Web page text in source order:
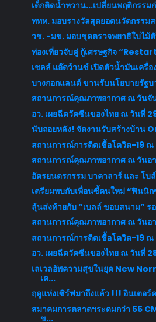
เด็กติดน้ำหวาน...เปลี่ยนพฤติกรรม
ททท. มอบรางวัลสุดยอดนวัตกรรม
วช. -มข. มอบชุดตรวจพยาธิใบไม้ตั
ท่องเที่ยวจับคู่ กู้เศรษฐกิจ
เชลล์ แอ๊ดว้านซ์ เปิดตัวน้ำมันเครื่อ
บางกอกแลนด์ ขานรับนโยบายรัฐ
สถานการณ์คุณภาพอากาศ ณ วันจั
อว. เผยฉีดวัคซีนของไทย ณ วันที่
นับถอยหลัง! จัดงานรับสร้างบ้าน
สถานการณ์การติดเชื้อโควิด-19 ณ
สถานการณ์คุณภาพอากาศ ณ วันอ
อัครยนตรกรรม บาคาลาร์ และ โบ
เตรียมพบกับเพื่อนซี้คนใหม่ “ฟินนิ
ลุ้นส่งท้ายกับ “เบลล์ ขอบสนาม” ร
สถานการณ์คุณภาพอากาศ ณ วันอ
สถานการณ์การติดเชื้อโควิด-19 ณ
อว. เผยฉีดวัคซีนของไทย ณ วันที่
เลเวลอัพความสุขในยุค New
เค...
ฤดูแห่งเซิร์ฟมาถึงแล้ว !!! อินเตอร์
สมาคมการตลาดฯระดมกว่า 55
ข...